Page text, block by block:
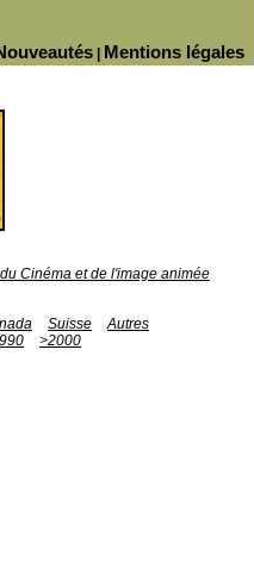
Mentions légales
Cinéma et de l'image animée
Suisse
Autres
>2000